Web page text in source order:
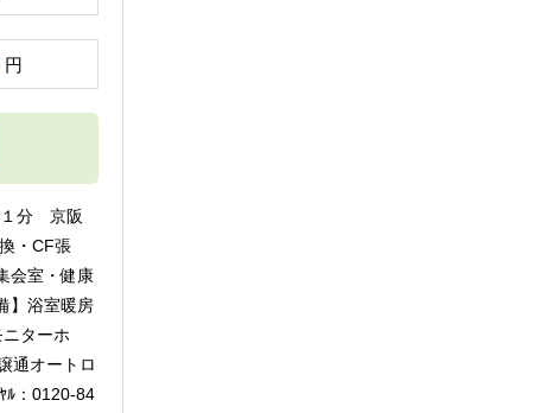
円
１分 京阪
・CF張
会室・健康
】浴室暖房
ターホ
通オートロ
ﾙ：0120-84